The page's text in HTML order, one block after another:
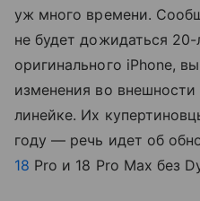
уж много времени.
не будет дожидаться
оригинального iPhone,
изменения во внешности
линейке. Их
году — речь идет об
18 Pro и 18 Pro Max без